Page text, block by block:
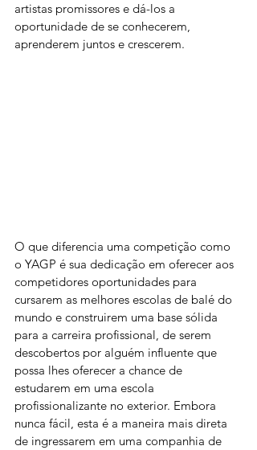
artistas promissores e dá-los a
oportunidade de se conhecerem,
aprenderem juntos e crescerem.
O que diferencia uma competição como
o YAGP é sua dedicação em oferecer aos
competidores oportunidades para
cursarem as melhores escolas de balé do
mundo e construirem uma base sólida
para a carreira profissional, de serem
descobertos por alguém influente que
possa lhes oferecer a chance de
estudarem em uma escola
profissionalizante no exterior. Embora
nunca fácil, esta é a maneira mais direta
de ingressarem em uma companhia de